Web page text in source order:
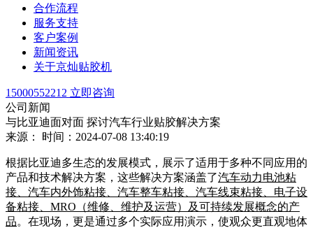
合作流程
服务支持
客户案例
新闻资讯
关于京灿贴胶机
15000552212 立即咨询
公司新闻
与比亚迪面对面 探讨汽车行业贴胶解决方案
来源： 时间：2024-07-08 13:40:19
根据比亚迪多生态的发展模式，展示了适用于多种不同应用的
产品和技术解决方案，这些解决方案涵盖了汽车动力电池粘
接、汽车内外饰粘接、汽车整车粘接、汽车线束粘接、电子设
备粘接、MRO（维修、维护及运营）及可持续发展概念的产
品。在现场，更是通过多个实际应用演示，使观众更直观地体